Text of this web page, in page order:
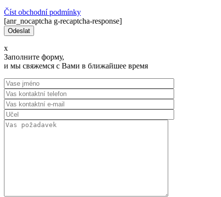
Číst оbchodní podmínky
[anr_nocaptcha g-recaptcha-response]
x
Заполните форму,
и мы свяжемся с Вами в ближайшее время